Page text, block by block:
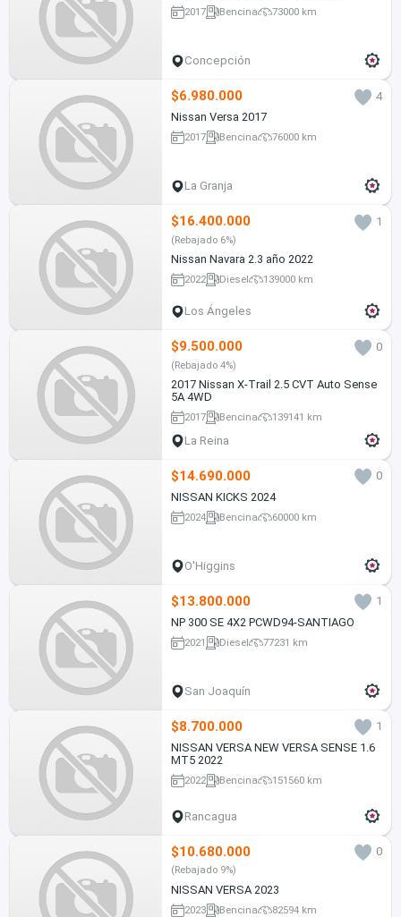
2017 Bencina 73000 km
Concepción
$6.980.000
4
Nissan Versa 2017
2017 Bencina 76000 km
La Granja
$16.400.000 1
(Rebajado 6%)
Nissan Navara 2.3 año 2022
2022 Diesel 139000 km
Los Ángeles
$9.500.000 0
(Rebajado 4%)
2017 Nissan X-Trail 2.5 CVT Auto Sense
5A 4WD
2017 Bencina 139141 km
La Reina
$14.690.000
0
NISSAN KICKS 2024
2024 Bencina 60000 km
O'Higgins
$13.800.000
1
NP 300 SE 4X2 PCWD94-SANTIAGO
2021 Diesel 77231 km
San Joaquín
$8.700.000
1
NISSAN VERSA NEW VERSA SENSE 1.6
MT5 2022
2022 Bencina 151560 km
Rancagua
$10.680.000 0
(Rebajado 9%)
NISSAN VERSA 2023
2023 Bencina 82594 km